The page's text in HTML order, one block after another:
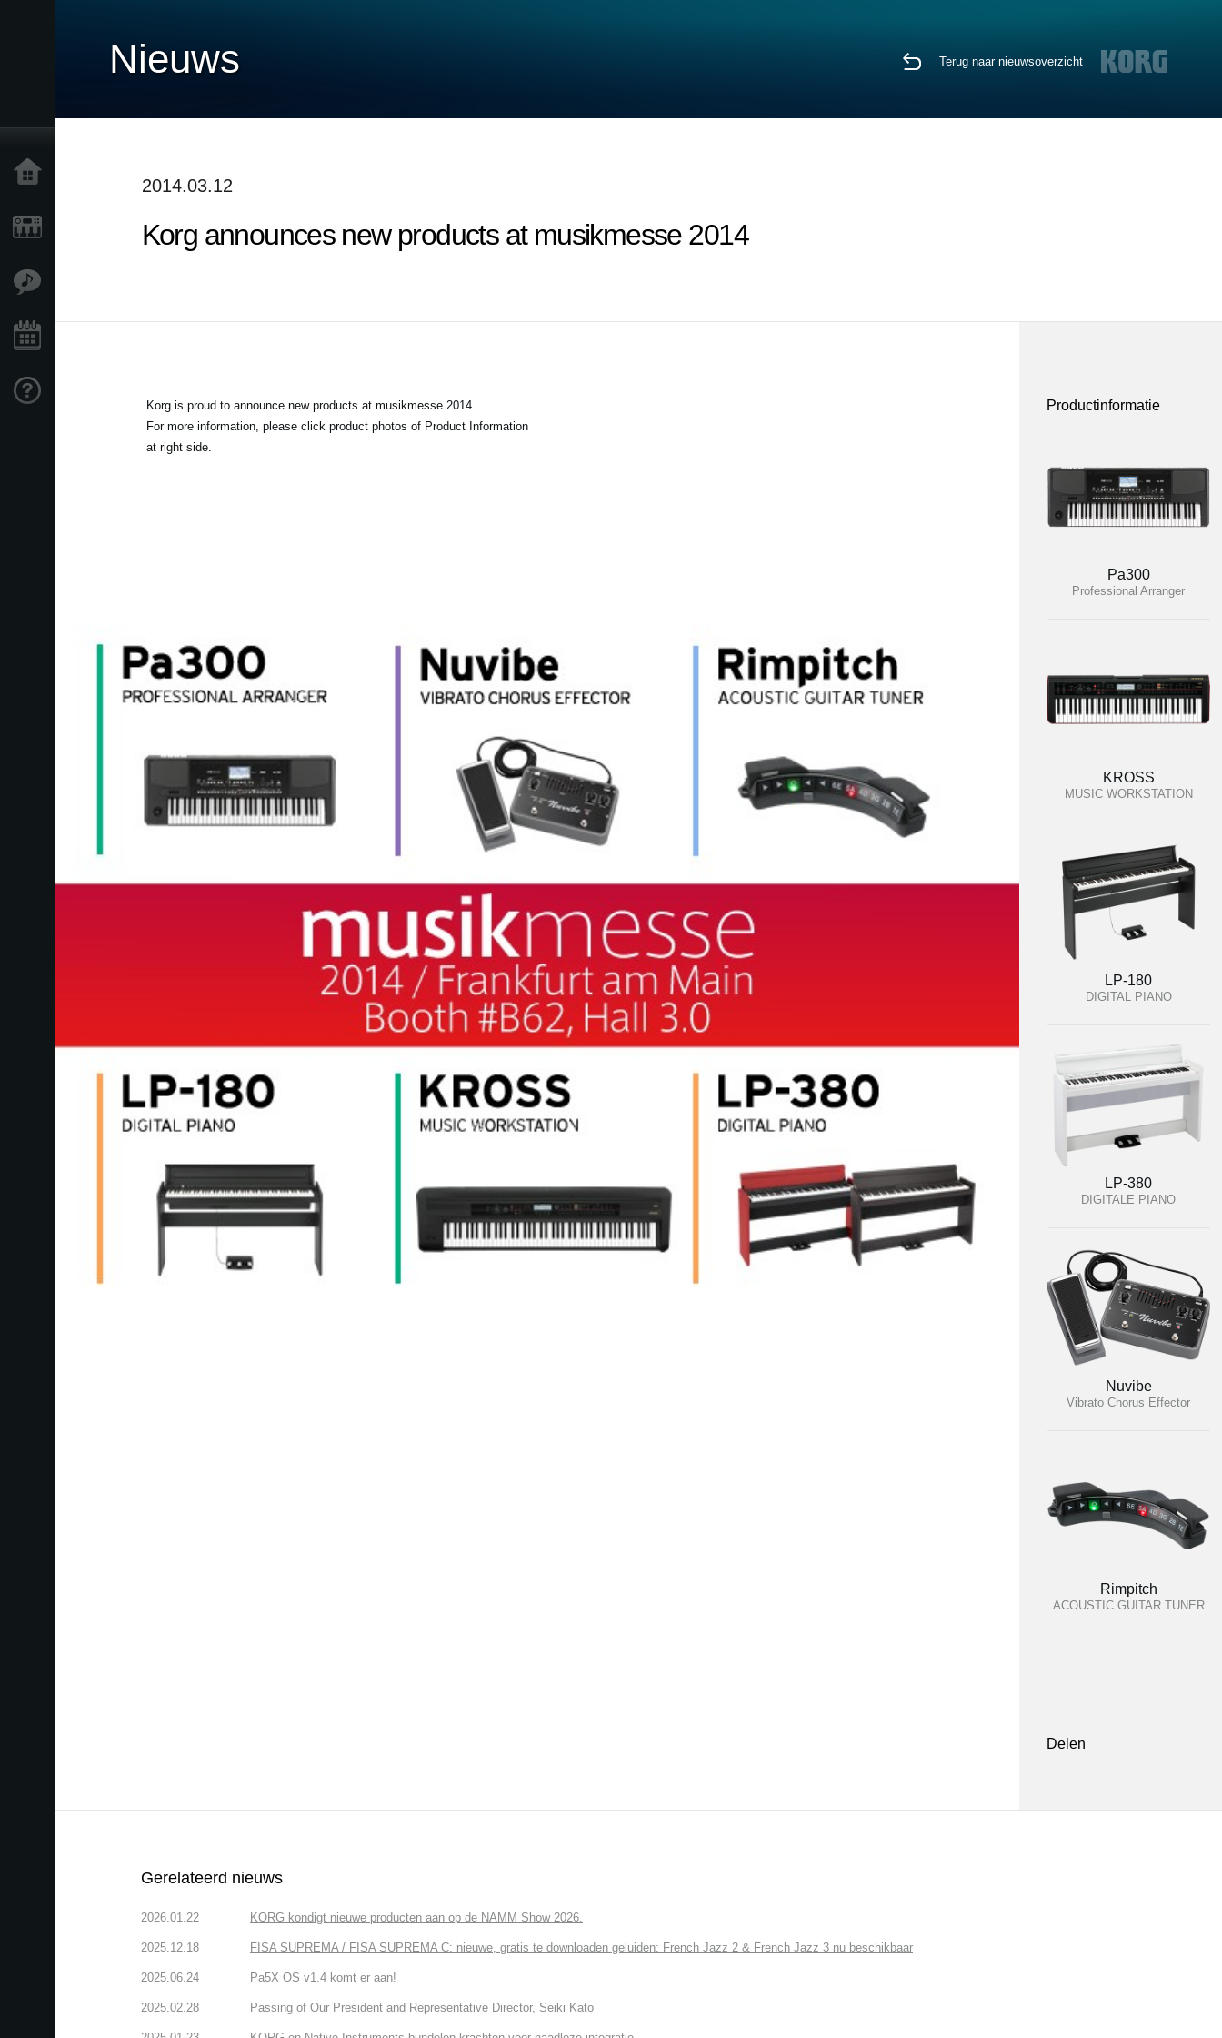
Nieuws Terug naar nieuwsoverzicht
2014.03.12
Korg announces new products at musikmesse 2014
Korg is proud to announce new products at musikmesse 2014.
For more information, please click product photos of Product Information
at right side.
Productinformatie
Pa300
Professional Arranger
KROSS
MUSIC WORKSTATION
LP-180
DIGITAL PIANO
LP-380
DIGITALE PIANO
Nuvibe
Vibrato Chorus Effector
Rimpitch
ACOUSTIC GUITAR TUNER
Delen
Gerelateerd nieuws
2026.01.22 KORG kondigt nieuwe producten aan op de NAMM Show 2026.
2025.12.18 FISA SUPREMA / FISA SUPREMA C: nieuwe, gratis te downloaden geluiden: French Jazz 2 & French Jazz 3 nu beschikbaar
2025.06.24 Pa5X OS v1.4 komt er aan!
2025.02.28 Passing of Our President and Representative Director, Seiki Kato